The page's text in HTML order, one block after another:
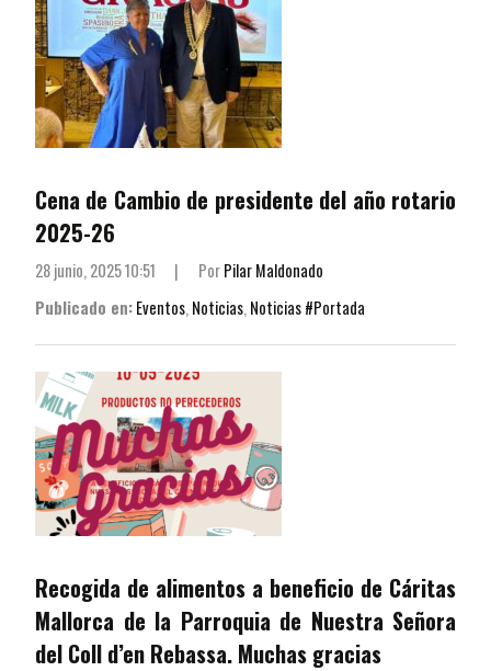
Cena de Cambio de presidente del año rotario
2025-26
28 junio, 2025 10:51 | PorPilar Maldonado
Publicado en:Eventos, Noticias, Noticias #Portada
Recogida de alimentos a beneficio de Cáritas
Mallorca de la Parroquia de Nuestra Señora
del Coll d’en Rebassa. Muchas gracias